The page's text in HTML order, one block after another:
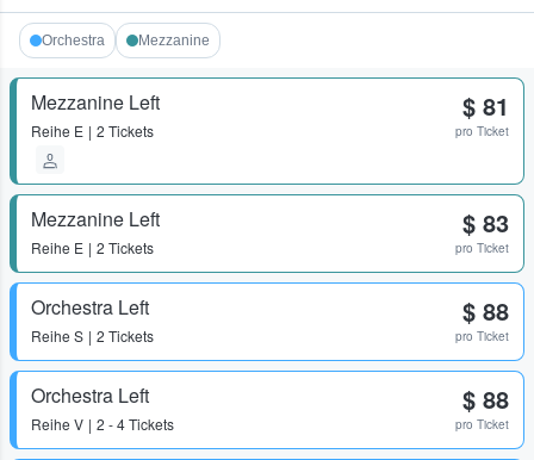
Orchestra Mezzanine
Mezzanine Left
Reihe E 2 Tickets
$ 81
pro Ticket
Mezzanine Left
Reihe E 2 Tickets
$ 83
pro Ticket
Orchestra Left
Reihe S 2 Tickets
$ 88
pro Ticket
Orchestra Left
Reihe V 2 - 4 Tickets
$ 88
pro Ticket